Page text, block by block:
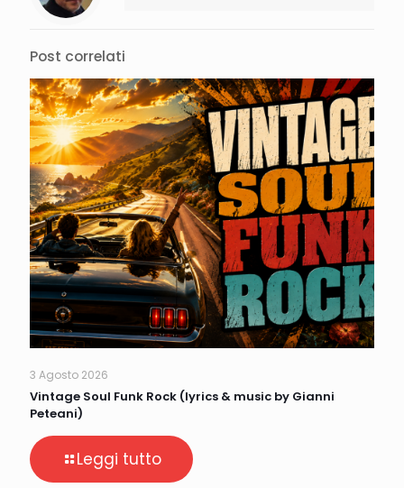
Post correlati
3 Agosto 2026
Vintage Soul Funk Rock (lyrics & music by Gianni
Peteani)
Leggi tutto